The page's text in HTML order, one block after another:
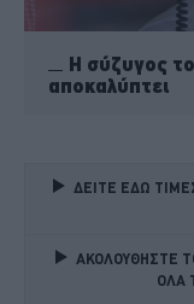
Η σύζυγος
αποκαλύπτει
ΔΕΙΤΕ ΕΔΩ
ΑΚΟΛΟΥΘΗΣΤΕ
ΟΛΑ